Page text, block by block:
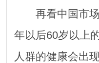
再看中国市场
年以后60岁以上
人群的健康会出